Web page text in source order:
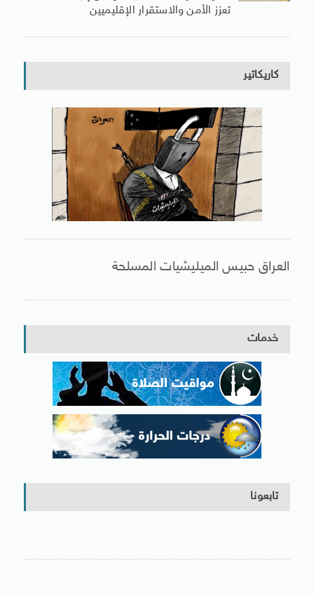
تعزز الأمن والاستقرار الإقليميين
كاريكاتير
العراق حبيس الميليشيات المسلحة
خدمات
تابعونا